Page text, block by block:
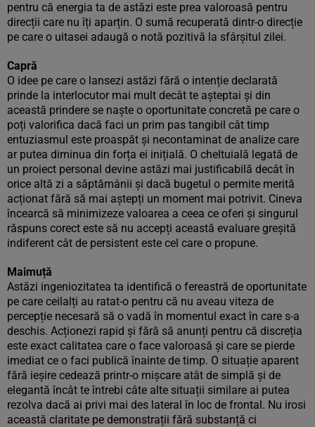
pentru că energia ta de astăzi este prea valoroasă pentru
direcții care nu îți aparțin. O sumă recuperată dintr-o direcție
pe care o uitasei adaugă o notă pozitivă la sfârșitul zilei.
Capră
O idee pe care o lansezi astăzi fără o intenție declarată
prinde la interlocutor mai mult decât te așteptai și din
această prindere se naște o oportunitate concretă pe care o
poți valorifica dacă faci un prim pas tangibil cât timp
entuziasmul este proaspăt și necontaminat de analize care
ar putea diminua din forța ei inițială. O cheltuială legată de
un proiect personal devine astăzi mai justificabilă decât în
orice altă zi a săptămânii și dacă bugetul o permite merită
acționat fără să mai aștepți un moment mai potrivit. Cineva
încearcă să minimizeze valoarea a ceea ce oferi și singurul
răspuns corect este să nu accepți această evaluare greșită
indiferent cât de persistent este cel care o propune.
Maimuță
Astăzi ingeniozitatea ta identifică o fereastră de oportunitate
pe care ceilalți au ratat-o pentru că nu aveau viteza de
percepție necesară să o vadă în momentul exact în care s-a
deschis. Acționezi rapid și fără să anunți pentru că discreția
este exact calitatea care o face valoroasă și care se pierde
imediat ce o faci publică înainte de timp. O situație aparent
fără ieșire cedează printr-o mișcare atât de simplă și de
elegantă încât te întrebi câte alte situații similare ai putea
rezolva dacă ai privi mai des lateral în loc de frontal. Nu irosi
această claritate pe demonstrații fără substanță ci